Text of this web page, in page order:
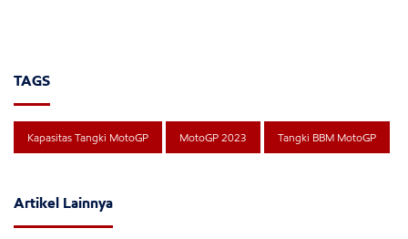
TAGS
Kapasitas Tangki MotoGP MotoGP 2023 Tangki BBM MotoGP
Artikel Lainnya